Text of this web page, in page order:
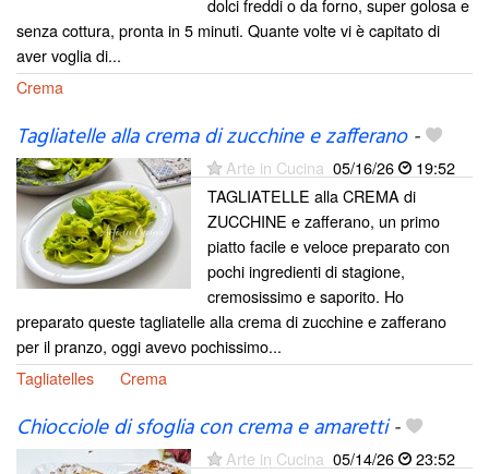
dolci freddi o da forno, super golosa e
senza cottura, pronta in 5 minuti. Quante volte vi è capitato di
aver voglia di...
Crema
Tagliatelle alla crema di zucchine e zafferano-
Arte in Cucina 05/16/26
19:52
TAGLIATELLE alla CREMA di
ZUCCHINE e zafferano, un primo
piatto facile e veloce preparato con
pochi ingredienti di stagione,
cremosissimo e saporito. Ho
preparato queste tagliatelle alla crema di zucchine e zafferano
per il pranzo, oggi avevo pochissimo...
Tagliatelles
Crema
Chiocciole di sfoglia con crema e amaretti-
Arte in Cucina 05/14/26
23:52